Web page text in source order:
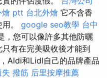
燴 ptt 台北外燴 它不含香
。 google seo教學 台中
，您可以像許多其他防曬
有在完美吸收後才能到
Aldi和Lidl自己的品牌產品
撥筋 后里按摩推薦